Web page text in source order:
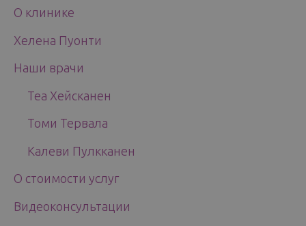
О клинике
Хелена Пуонти
Наши врачи
Теа Хейсканен
Томи Тервала
Калеви Пулкканен
О стоимости услуг
Видеоконсультации